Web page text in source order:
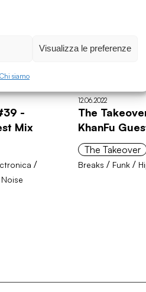
Visualizza le preferenze
siamo
-
Mix
/
Noise
12.06.2022
The
KhanFu
The Takeover
Breaks / Funk /